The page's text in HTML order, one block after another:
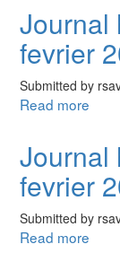
-
1
des
des
du
02-
2023
-
3
Journal
fevrier
Submitted by
Read more
ECD
du
17
Journal
fevrier
Submitted by
Read more